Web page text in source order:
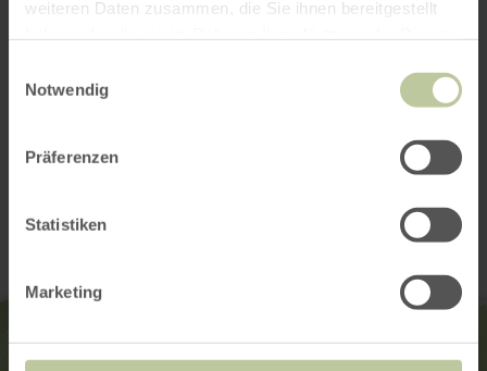
weiteren Daten zusammen, die Sie ihnen bereitgestellt
Notwendig
Präferenzen
Statistiken
Marketing
Contact